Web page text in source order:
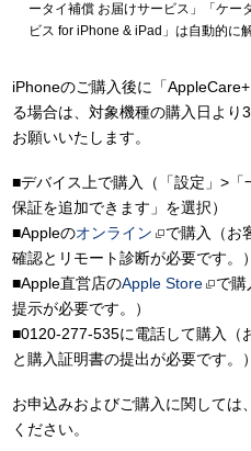
ータイ補償 お届けサービス」「ケー
ビス for iPhone & iPad」は自動的に
iPhoneのご購入後に「
る場合は、対象機種の購入日より
お願いいたします。
■デバイス上で購入（「設定」>
保証を追加できます」を選択）
■Appleのオンライン
で購入（お
確認とリモート診断が必要です。）
■Apple直営店のApple Store
で購
提示が必要です。）
■0120-277-535に電話して購入（
と購入証明書の提出が必要です。）
お申込みおよびご購入に関しては、
ください。